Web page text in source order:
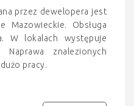
przez dewelopera jest
Mazowieckie. Obsługa
W lokalach występuje
znalezionych
pracy.